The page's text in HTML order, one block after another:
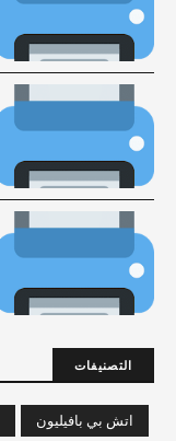
التصنيفات
اتش بي بافيليون